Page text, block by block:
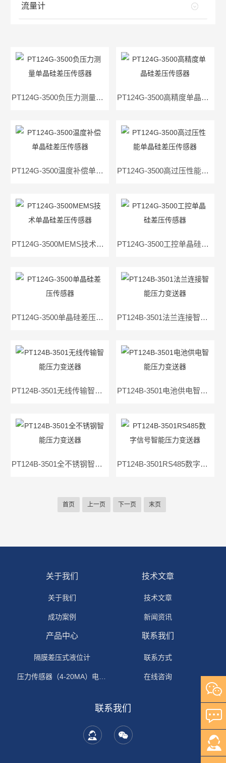
流量计
PT124G-3500负压力测量单晶硅差压传感器 PT124G-3500高精度单晶硅差压传感器
PT124G-3500温度补偿单晶硅差压传感器 PT124G-3500高过压性能单晶硅差压传感器
PT124G-3500MEMS技术单晶硅差压传感器 PT124G-3500工控单晶硅差压传感器
PT124G-3500单晶硅差压传感器 PT124B-3501法兰连接智能压力变送器
PT124B-3501无线传输智能压力变送器 PT124B-3501电池供电智能压力变送器
PT124B-3501全不锈钢智能压力变送器 PT124B-3501RS485数字信号智能压力变送器
首页 上一页 下一页 末页
关于我们
关于我们
成功案例
技术文章
技术文章
新闻资讯
产品中心
隔膜差压式液位计
压力传感器（4-20MA）电流输出
联系我们
联系方式
在线咨询
联系我们